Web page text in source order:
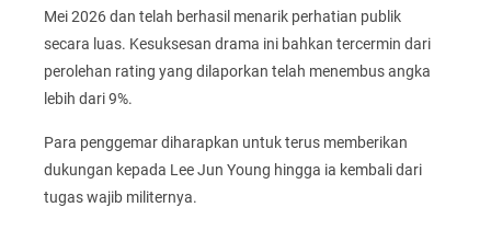
Mei 2026 dan telah berhasil menarik perhatian publik
secara luas. Kesuksesan drama ini bahkan tercermin dari
perolehan rating yang dilaporkan telah menembus angka
lebih dari 9%.
Para penggemar diharapkan untuk terus memberikan
dukungan kepada Lee Jun Young hingga ia kembali dari
tugas wajib militernya.